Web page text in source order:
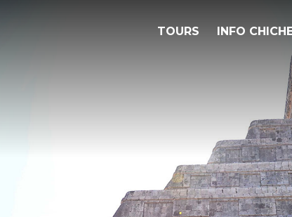
TOURS INFO